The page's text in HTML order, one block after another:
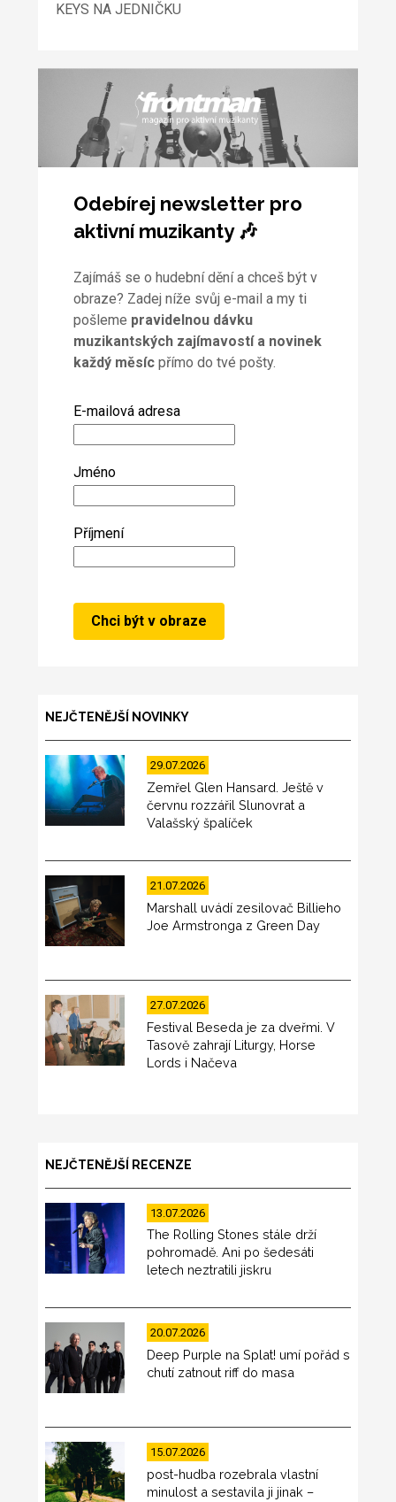
KEYS NA JEDNIČKU
Odebírej newsletter pro
aktivní muzikanty 🎶
Zajímáš se o hudební dění a chceš být v
obraze? Zadej níže svůj e-mail a my ti
pošleme pravidelnou dávku
muzikantských zajímavostí a novinek
každý měsícpřímo do tvé pošty.
E-mailová adresa
Jméno
Příjmení
NEJČTENĚJŠÍ NOVINKY
29.07.2026
Zemřel Glen Hansard. Ještě v
červnu rozzářil Slunovrat a
Valašský špalíček
21.07.2026
Marshall uvádí zesilovač Billieho
Joe Armstronga z Green Day
27.07.2026
Festival Beseda je za dveřmi. V
Tasově zahrají Liturgy, Horse
Lords i Načeva
NEJČTENĚJŠÍ RECENZE
13.07.2026
The Rolling Stones stále drží
pohromadě. Ani po šedesáti
letech neztratili jiskru
20.07.2026
Deep Purple na Splat! umí pořád s
chutí zatnout riff do masa
15.07.2026
post-hudba rozebrala vlastní
minulost a sestavila ji jinak –